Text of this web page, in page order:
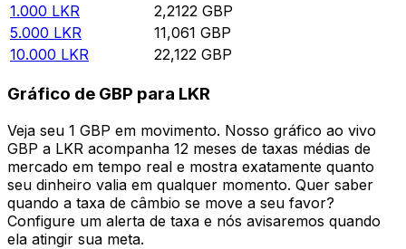
1.000 LKR 2,2122 GBP
5.000 LKR 11,061 GBP
10.000 LKR 22,122 GBP
Gráfico de GBP para LKR
Veja seu 1 GBP em movimento. Nosso gráfico ao vivo
GBP a LKR acompanha 12 meses de taxas médias de
mercado em tempo real e mostra exatamente quanto
seu dinheiro valia em qualquer momento. Quer saber
quando a taxa de câmbio se move a seu favor?
Configure um alerta de taxa e nós avisaremos quando
ela atingir sua meta.